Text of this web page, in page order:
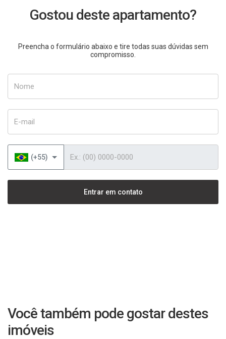
Gostou deste apartamento?
Preencha o formulário abaixo e tire todas suas dúvidas sem
compromisso.
(+55)
Entrar em contato
Você também pode gostar destes
imóveis